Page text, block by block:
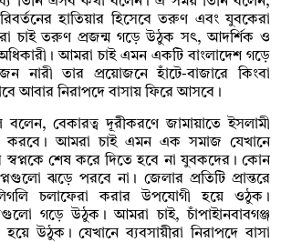
হাতিয়ার হিসেবে তরুণ এবং যুবকেরা
চাই তরুণ প্রজন্ম গড়ে উঠুক সৎ, আদর্শিক ও
আমরা চাই এমন একটি বাংলাদেশ গড়ে
নারী তার প্রয়োজনে হাঁটে-বাজারে কিংবা
আবার নিরাপদে বাসায় ফিরে আসবে।
বেকারত্ব দূরীকরণে জামায়াতে ইসলামী
করবে। আমরা চাই এমন এক সমাজ যেখানে
স্বপ্নকে শেষ করে দিতে হবে না যুবকদের। কোন
ঝড়ে পরবে না। জেলার প্রতিটি প্রান্তরে
চলাফেরা করার উপযোগী হয়ে ওঠুক।
গড়ে উঠুক। আমরা চাই, চাঁপাইানবাবগঞ্জ
উঠুক। যেখানে ব্যবসায়ীরা নিরাপদে বাসা